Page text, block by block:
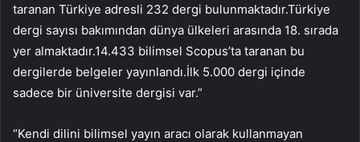
taranan Türkiye adresli 232 dergi bulunmaktadır.Türkiye
dergi sayısı bakımından dünya ülkeleri arasında 18. sırada
yer almaktadır.14.433 bilimsel Scopus’ta taranan bu
dergilerde belgeler yayınlandı.İlk 5.000 dergi içinde
sadece bir üniversite dergisi var.”
“Kendi dilini bilimsel yayın aracı olarak kullanmayan